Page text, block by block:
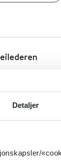
Detaljer
sykehus